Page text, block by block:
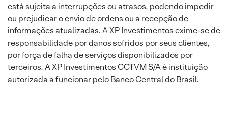
está sujeita a interrupções ou atrasos, podendo impedir
ou prejudicar o envio de ordens ou a recepção de
informações atualizadas. A XP Investimentos exime-se de
responsabilidade por danos sofridos por seus clientes,
por força de falha de serviços disponibilizados por
terceiros. A XP Investimentos CCTVM S/A é instituição
autorizada a funcionar pelo Banco Central do Brasil.